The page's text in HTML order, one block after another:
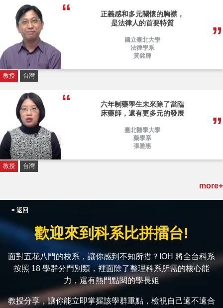
正義感和多元關懷的胸襟，
是法律人的首要特質
國立臺北大學
法律學系
黃銘輝
教授 台灣
六年制藥學生未來除了當臨
床藥師，還有更多元的發展
臺北醫學大學
藥學系
張雅惠
教授 台灣
more+
< 返回
歡迎來到科系比拼擂台!
面對五花八門的校系，讓你感到不知所措？IOH 將全台科系
按照 18 學群分門別類，裡面除了整理科系所需的核心能
力，還有熱門點閱的學長姐
教授分享，讓你能立即掌握該學群重點，檢視自己適不適合